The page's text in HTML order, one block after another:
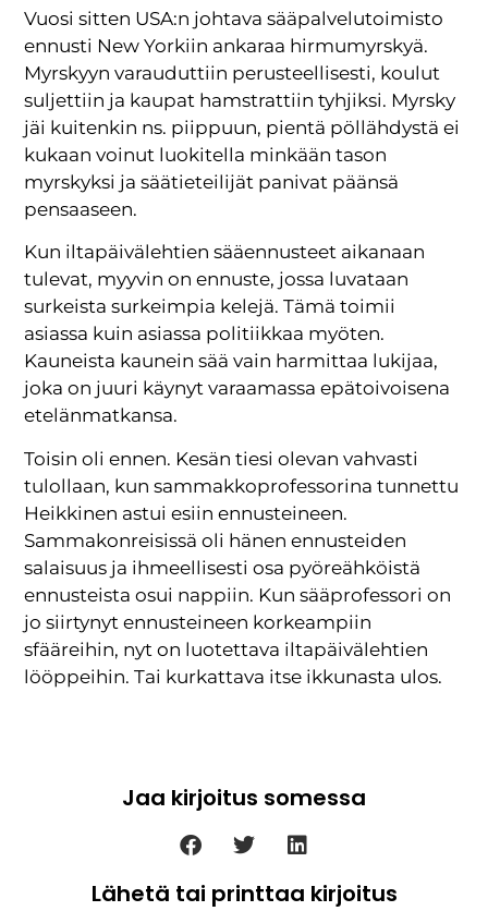
Vuosi sitten USA:n johtava sääpalvelutoimisto
ennusti New Yorkiin ankaraa hirmumyrskyä.
Myrskyyn varauduttiin perusteellisesti, koulut
suljettiin ja kaupat hamstrattiin tyhjiksi. Myrsky
jäi kuitenkin ns. piippuun, pientä pöllähdystä ei
kukaan voinut luokitella minkään tason
myrskyksi ja säätieteilijät panivat päänsä
pensaaseen.
Kun iltapäivälehtien sääennusteet aikanaan
tulevat, myyvin on ennuste, jossa luvataan
surkeista surkeimpia kelejä. Tämä toimii
asiassa kuin asiassa politiikkaa myöten.
Kauneista kaunein sää vain harmittaa lukijaa,
joka on juuri käynyt varaamassa epätoivoisena
etelänmatkansa.
Toisin oli ennen. Kesän tiesi olevan vahvasti
tulollaan, kun sammakkoprofessorina tunnettu
Heikkinen astui esiin ennusteineen.
Sammakonreisissä oli hänen ennusteiden
salaisuus ja ihmeellisesti osa pyöreähköistä
ennusteista osui nappiin. Kun sääprofessori on
jo siirtynyt ennusteineen korkeampiin
sfääreihin, nyt on luotettava iltapäivälehtien
lööppeihin. Tai kurkattava itse ikkunasta ulos.
Jaa kirjoitus somessa
Lähetä tai printtaa kirjoitus